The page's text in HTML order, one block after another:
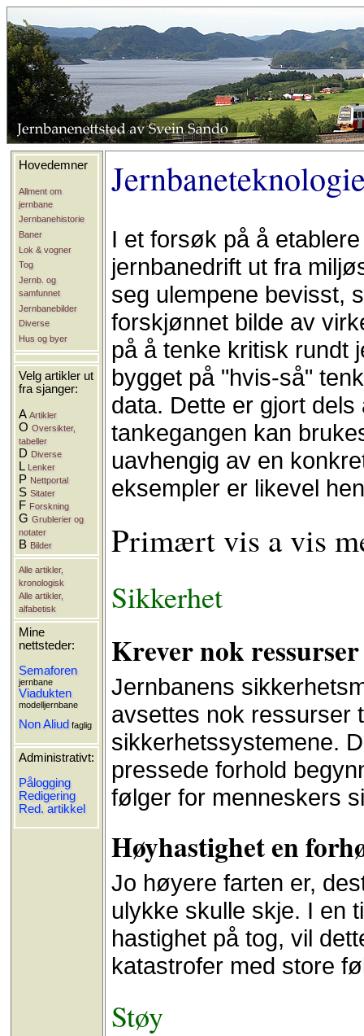
Hovedemner
Allment om
jernbane
Jernbanehistorie
Baner
Lok & vogner
Tog
Jernb. og
samfunnet
Jernbanebilder
Diverse
Hus og byer
Velg artikler ut
fra sjanger:
AArtikler
OOversikter,
tabeller
D Diverse
L Lenker
P Nettportal
SSitater
F Forskning
GGrublerier og
notater
B Bilder
Alle artikler,
kronologisk
Alle artikler,
alfabetisk
Mine
nettsteder:
Semaforen
jernbane
Viadukten
modelljernbane
Non Aliud faglig
Administrativt:
Pålogging
Redigering
Red. artikkel
I et forsøk på å
jernbanedrift ut fra
seg ulempene bevisst,
forskjønnet bilde av
på å tenke kritisk rundt
bygget på "hvis-så"
data. Dette er gjort
tankegangen kan
uavhengig av en
eksempler er likevel
Primært vis a vis
Sikkerhet
Krever nok
Jernbanens
avsettes nok ressurser
sikkerhetssystemene.
pressede forhold
følger for menneskers
Høyhastighet en
Jo høyere farten er,
ulykke skulle skje. I en
hastighet på tog, vil
katastrofer med store
Støy